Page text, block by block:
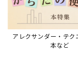
アレクサンダー・テク
本など